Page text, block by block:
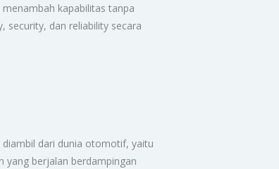
kapabilitas tanpa
security, dan reliability secara
diambil dari dunia otomotif, yaitu
berjalan berdampingan